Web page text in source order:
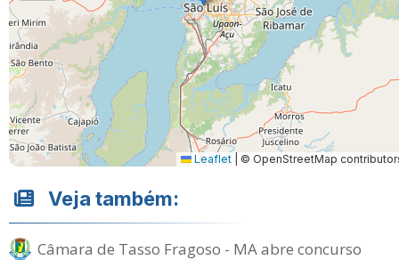
Leaflet © OpenStreetMap
Veja também:
Câmara de Tasso Fragoso - MA abre concurso